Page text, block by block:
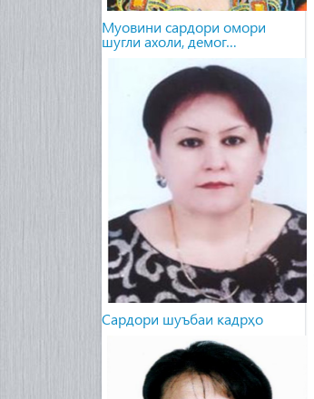
Муовини сардори омори
шугли ахоли, демог…
Сардори шуъбаи кадрҳо